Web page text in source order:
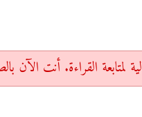
القراءة. أنت الآن بالصفحة